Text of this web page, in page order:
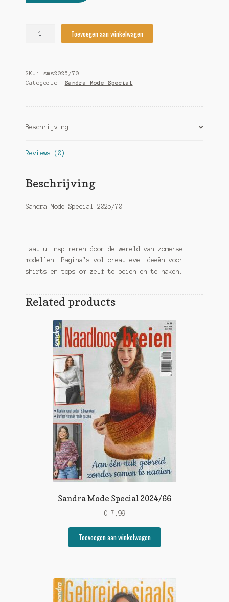
quantity
Toevoegen aan winkelwagen
SKU: sms2025/70
Categorie: Sandra Mode Special
Beschrijving
Reviews (0)
Beschrijving
Sandra Mode Special 2025/70
Laat u inspireren door de wereld van zomerse
modellen. Pagina’s vol creatieve ideeën voor
shirts en tops om zelf te beien en te haken.
Related products
Sandra Mode Special 2024/66
€ 7,99
Toevoegen aan winkelwagen